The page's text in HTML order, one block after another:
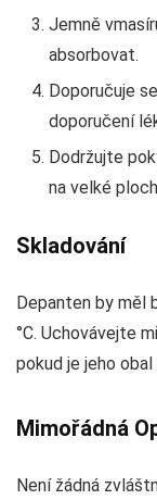
Jemně
absorbovat.
Doporučuje
doporučení
Dodržujte
na velké
Skladování
Depanten by měl
°C. Uchovávejte
pokud je jeho obal
Mimořádná
Není žádná